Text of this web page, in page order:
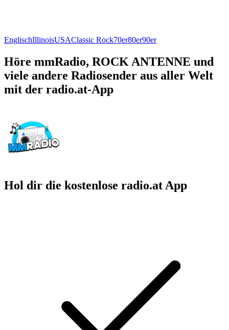
EnglischIllinoisUSAClassic Rock70er80er90er
Höre mmRadio, ROCK ANTENNE und
viele andere Radiosender aus aller Welt
mit der radio.at-App
Hol dir die kostenlose radio.at App